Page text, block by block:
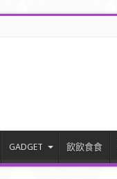
GADGET 飲飲食食